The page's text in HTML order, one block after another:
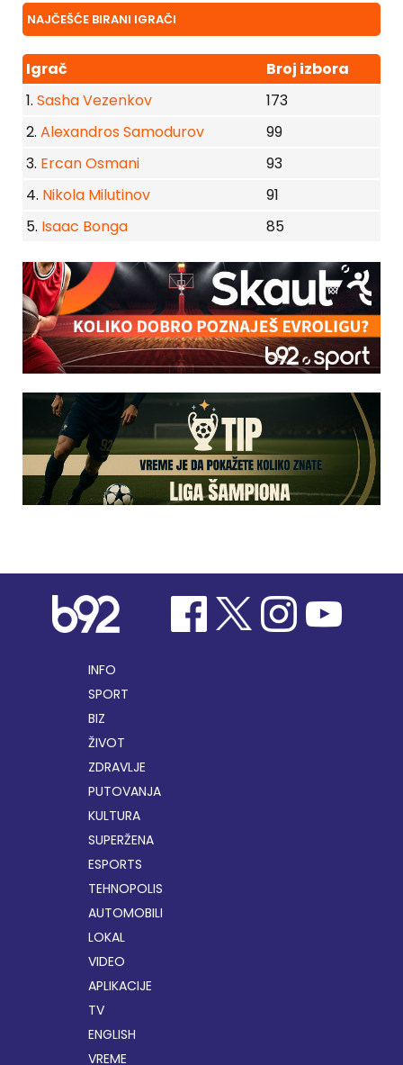
NAJČEŠĆE BIRANI IGRAČI
Igrač
Broj izbora
1. Sasha Vezenkov
173
2. Alexandros Samodurov
99
3. Ercan Osmani
93
4. Nikola Milutinov
91
5. Isaac Bonga 85
INFO
SPORT
BIZ
ŽIVOT
ZDRAVLJE
PUTOVANJA
KULTURA
SUPERŽENA
ESPORTS
TEHNOPOLIS
AUTOMOBILI
LOKAL
VIDEO
APLIKACIJE
TV
ENGLISH
VREME